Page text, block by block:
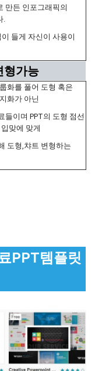
만든 인포그래픽의
.
들게 자신이 사용이
형가능
화를 풀어 도형 혹은
화가 아닌
들이며 PPT의 도형 점선
맞에 맞게
도형,챠트 변형하는
PPT템플릿